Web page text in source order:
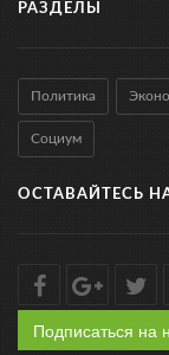
РАЗДЕЛЫ
Политика
Социум
ОСТАВАЙТЕСЬ
Подписаться на